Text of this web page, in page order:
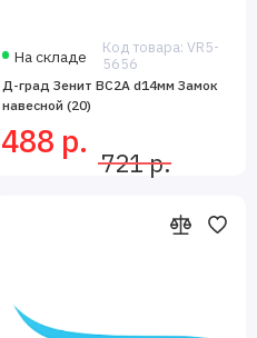
На складе
Код товара: VR5-
5656
Д-град Зенит ВС2А d14мм Замок
навесной (20)
488 р.
721 р.